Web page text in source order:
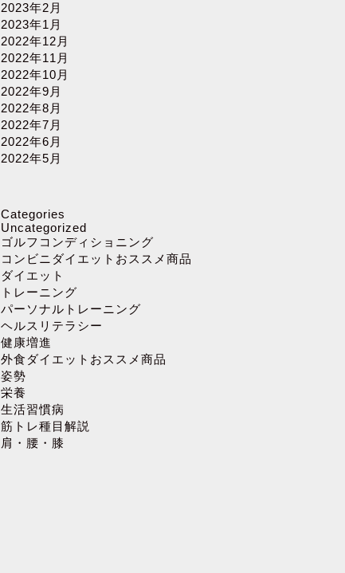
2023年2月
2023年1月
2022年12月
2022年11月
2022年10月
2022年9月
2022年8月
2022年7月
2022年6月
2022年5月
Categories
Uncategorized
ゴルフコンディショニング
コンビニダイエットおススメ商品
ダイエット
トレーニング
パーソナルトレーニング
ヘルスリテラシー
健康増進
外食ダイエットおススメ商品
姿勢
栄養
生活習慣病
筋トレ種目解説
肩・腰・膝